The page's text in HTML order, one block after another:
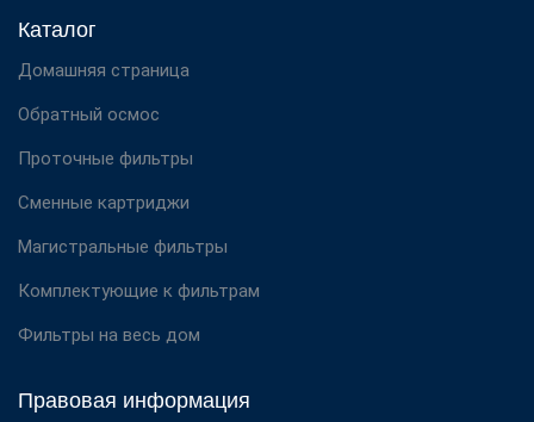
Каталог
Домашняя страница
Обратный осмос
Проточные фильтры
Сменные картриджи
Магистральные фильтры
Комплектующие к фильтрам
Фильтры на весь дом
Правовая информация